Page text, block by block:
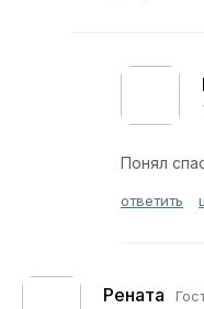
Понял
ответить
Рената